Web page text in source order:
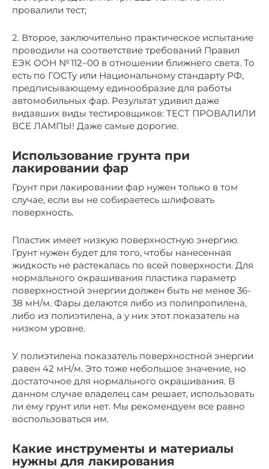
провалили тест;
2. Второе, заключительно практическое испытание
проводили на соответствие требований Правил
ЕЭК ООН № 112–00 в отношении ближнего света. То
есть по ГОСТу или Национальному стандарту РФ,
предписывающему единообразие для работы
автомобильных фар. Результат удивил даже
видавших виды тестировщиков: ТЕСТ ПРОВАЛИЛИ
ВСЕ ЛАМПЫ! Даже самые дорогие.
Использование грунта при
лакировании фар
Грунт при лакировании фар нужен только в том
случае, если вы не собираетесь шлифовать
поверхность.
Пластик имеет низкую поверхностную энергию.
Грунт нужен будет для того, чтобы нанесенная
жидкость не растекалась по всей поверхности. Для
нормального окрашивания пластика параметр
поверхностной энергии должен быть не менее 36-
38 мН/м. Фары делаются либо из полипропилена,
либо из полиэтилена, а у них этот показатель на
низком уровне.
У полиэтилена показатель поверхностной энергии
равен 42 мН/м. Это тоже небольшое значение, но
достаточное для нормального окрашивания. В
данном случае владелец сам решает, использовать
ли ему грунт или нет. Мы рекомендуем все равно
воспользоваться им.
Какие инструменты и материалы
нужны для лакирования